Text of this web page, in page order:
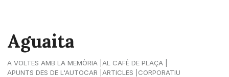
Aguaita
A VOLTES AMB LA MEMÒRIA
AL CAFÈ DE PLAÇA
APUNTS DES DE L'AUTOCAR
ARTICLES CORPORATIU